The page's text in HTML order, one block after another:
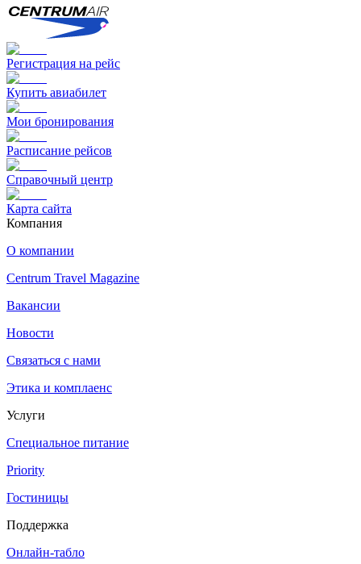
Регистрация на рейс
Купить авиабилет
Мои бронирования
Расписание рейсов
Справочный центр
Карта сайта
Компания
О компании
Centrum Travel Magazine
Вакансии
Новости
Связаться с нами
Этика и комплаенс
Услуги
Специальное питание
Priority
Гостиницы
Поддержка
Онлайн-табло